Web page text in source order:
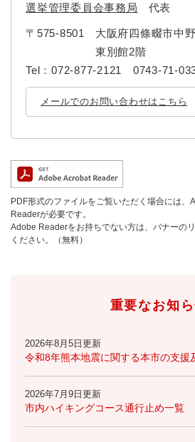
選挙管理委員会事務局 代表
〒575-8501
大阪府四條畷市中
東別館2階
Tel：072-877-2121 0743-71-
メールでのお問い合わせはこちら
PDF形式のファイルをご覧いただく場合には
Readerが必要です。
Adobe Readerをお持ちでない方は、バナーの
ください。（無料）
重要なお知
2026年8月5日更新
令和8年熊本地震に関する本市の支援
2026年7月9日更新
市内ハイキングコース通行止め一覧